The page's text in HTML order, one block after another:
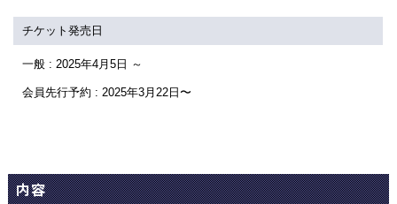
交通アクセス
チケット発売日
一般 : 2025年4月5日 ～
会員先行予約 : 2025年3月22日〜
内容